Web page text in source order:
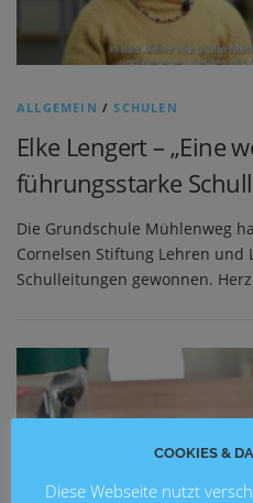
ALLGEMEIN /SCHULEN
Elke Lengert – „Eine
führungsstarke
Die Grundschule Mühlenweg
Cornelsen Stiftung Lehren und
Schulleitungen gewonnen.
COOKIES &
Diese Webseite nutzt